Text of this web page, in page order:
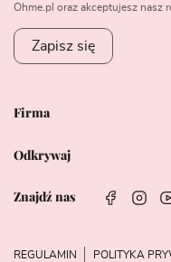
Firma
Odkrywaj
Znajdź nas
Ohme.pl oraz akceptujesz nasz
Zapisz się
REGULAMIN
POLITYKA